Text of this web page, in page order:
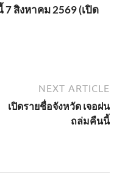
สิงหาคม 2569 (เปิด
NEXT ARTICLE
เปิดรายชื่อจังหวัด เจอฝน
ถล่มคืนนี้